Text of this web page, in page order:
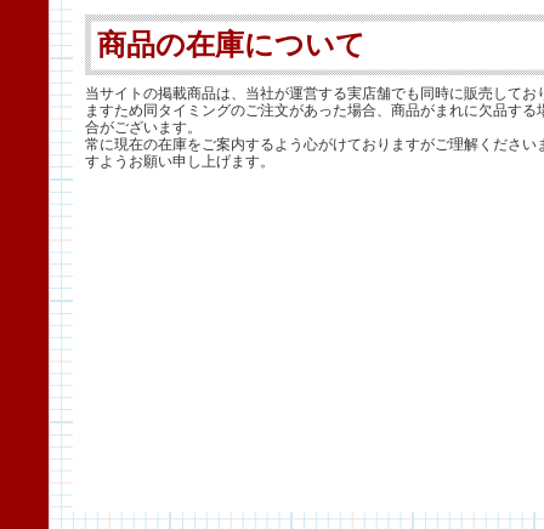
商品の在庫について
当サイトの掲載商品は、当社が運営する実店舗でも同時に販売してお
ますため同タイミングのご注文があった場合、商品がまれに欠品する
合がございます。
常に現在の在庫をご案内するよう心がけておりますがご理解ください
すようお願い申し上げます。